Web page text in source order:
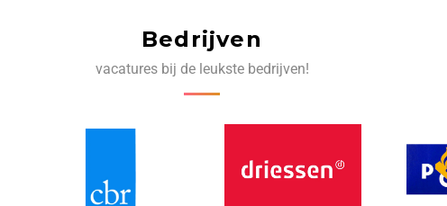
Bedrijven
vacatures bij de leukste bedrijven!